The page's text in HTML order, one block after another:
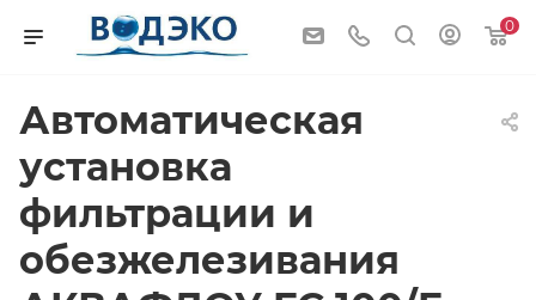
0
Автоматическая
установка
фильтрации и
обезжелезивания